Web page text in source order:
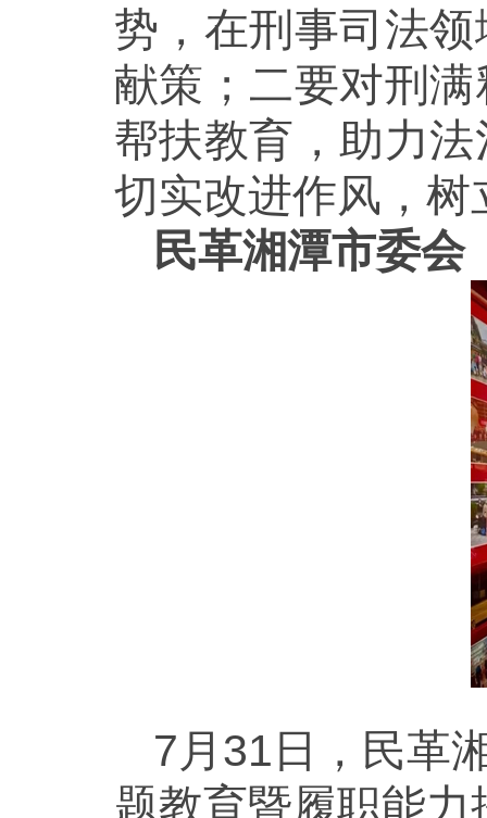
势，在刑事司法
献策；二要对刑
帮扶教育，助力
切实改进作风，
民革湘潭市委会
7月31日，民革
题教育暨履职能